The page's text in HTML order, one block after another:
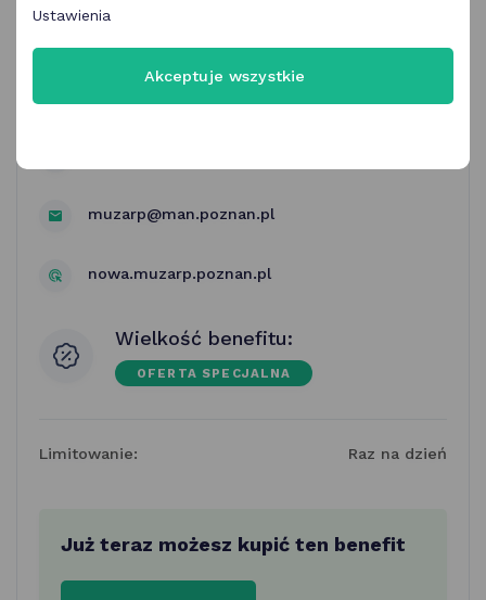
w cenie biletu ulgowego
muzarp@man.poznan.pl
nowa.muzarp.poznan.pl
Wielkość benefitu:
OFERTA SPECJALNA
Limitowanie: Raz na dzień
Już teraz możesz kupić ten benefit
Ustawienia
Akceptuje wszystkie